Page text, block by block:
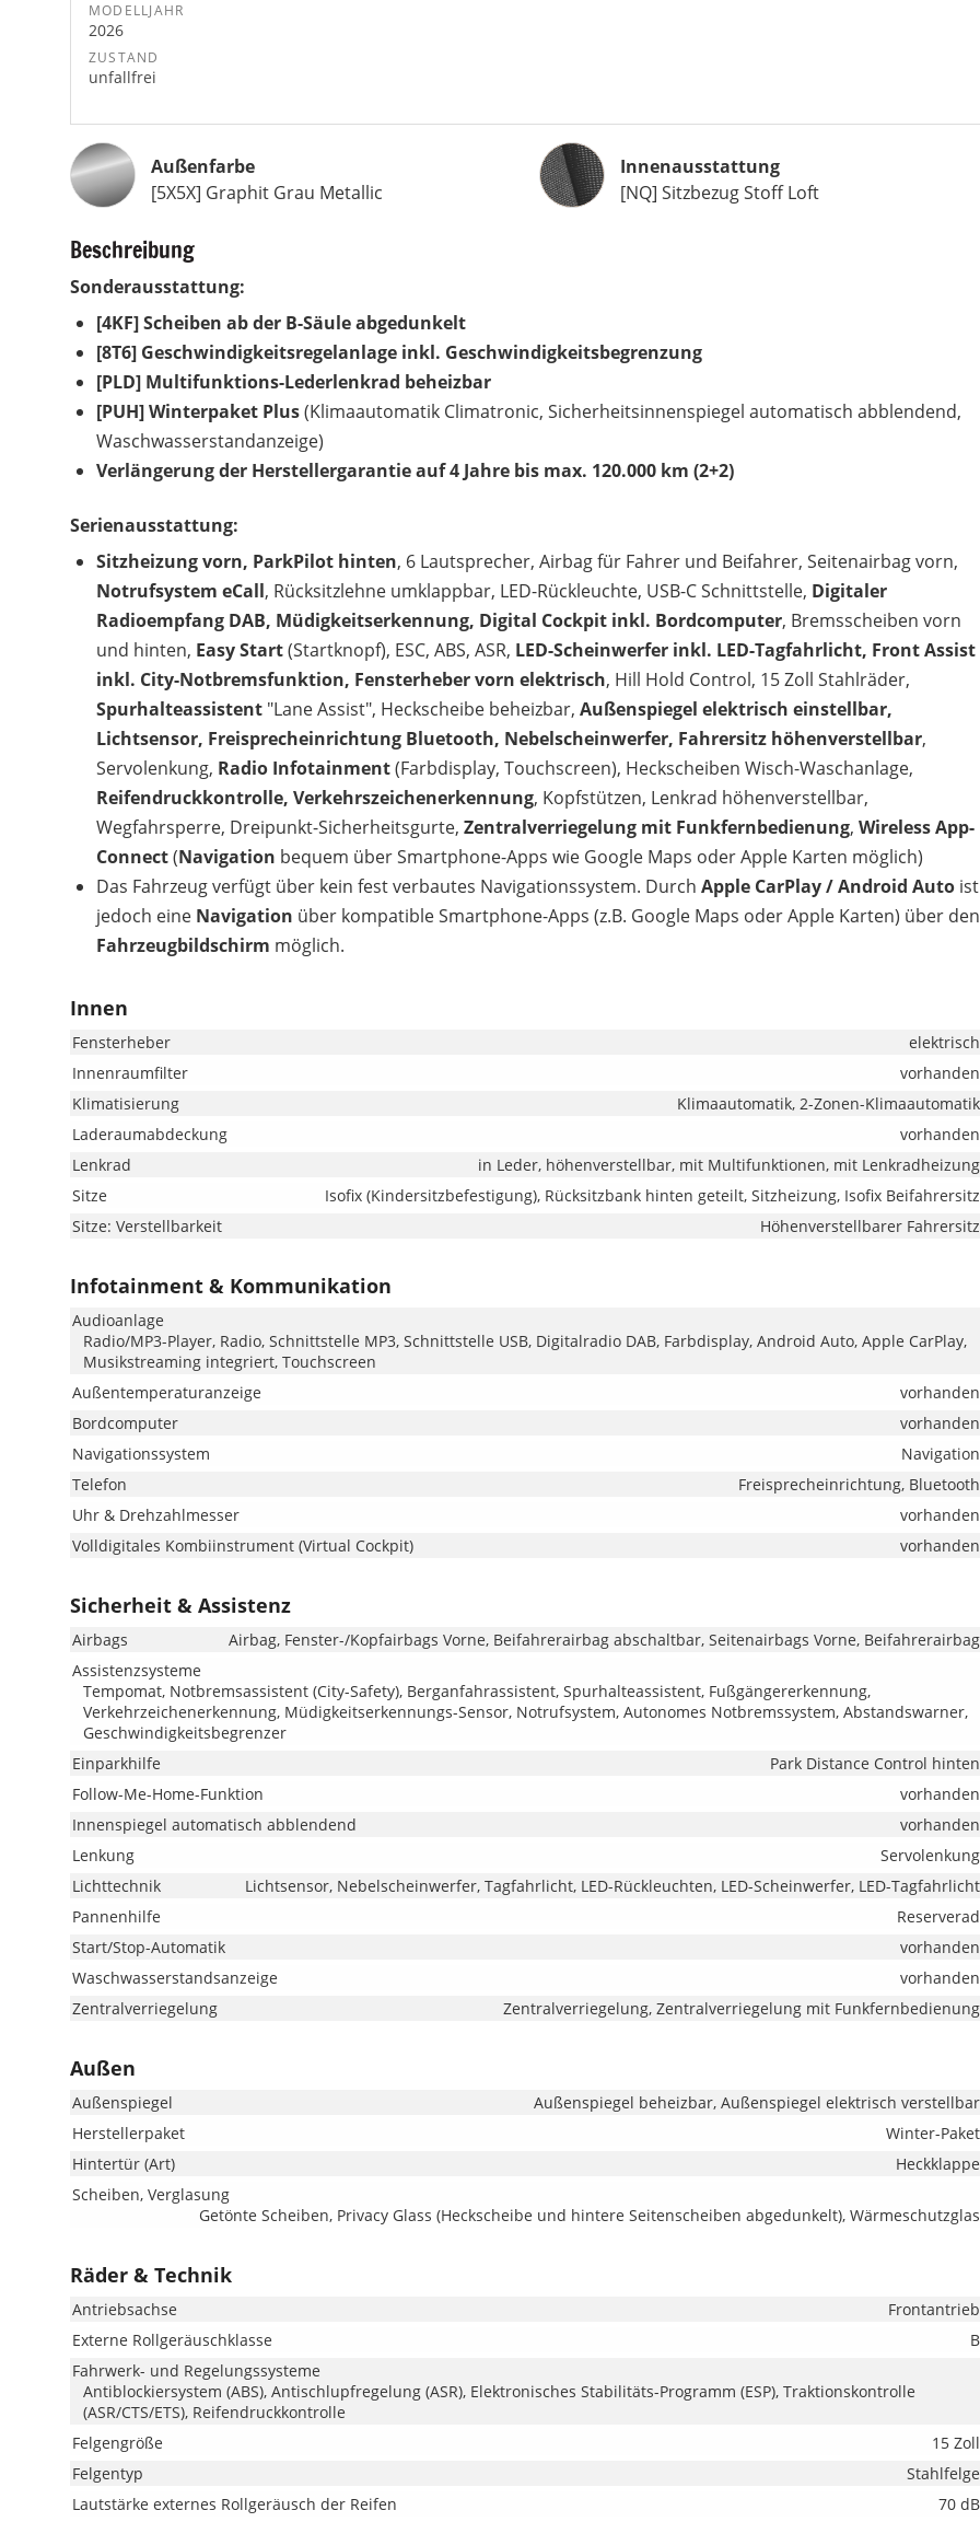
MODELLJAHR
2026
ZUSTAND
unfallfrei
Außenfarbe
[5X5X] Graphit Grau Metallic
InnenausstattungInnenausstattung
[NQ] Sitzbezug Stoff Loft
Beschreibung
Sonderausstattung:
[4KF] Scheiben ab der B-Säule abgedunkelt
[8T6] Geschwindigkeitsregelanlage inkl. Geschwindigkeitsbegrenzung
[PLD] Multifunktions-Lederlenkrad beheizbar
[PUH] Winterpaket Plus(Klimaautomatik Climatronic, Sicherheitsinnenspiegel automatisch abblendend,
Waschwasserstandanzeige)
Verlängerung der Herstellergarantie auf 4 Jahre bis max. 120.000 km (2+2)
Serienausstattung:
Sitzheizung vorn, ParkPilot hinten, 6 Lautsprecher, Airbag für Fahrer und Beifahrer, Seitenairbag vorn,
Notrufsystem eCall, Rücksitzlehne umklappbar, LED-Rückleuchte, USB-C Schnittstelle, Digitaler
Radioempfang DAB, Müdigkeitserkennung, Digital Cockpit inkl. Bordcomputer, Bremsscheiben vorn
und hinten, Easy Start(Startknopf), ESC, ABS, ASR, LED-Scheinwerfer inkl. LED-Tagfahrlicht, Front Assist
inkl. City-Notbremsfunktion, Fensterheber vorn elektrisch, Hill Hold Control, 15 Zoll Stahlräder,
Spurhalteassistent "Lane Assist", Heckscheibe beheizbar, Außenspiegel elektrisch einstellbar,
Lichtsensor, Freisprecheinrichtung Bluetooth, Nebelscheinwerfer, Fahrersitz höhenverstellbar,
Servolenkung, Radio Infotainment(Farbdisplay, Touchscreen), Heckscheiben Wisch-Waschanlage,
Reifendruckkontrolle, Verkehrszeichenerkennung, Kopfstützen, Lenkrad höhenverstellbar,
Wegfahrsperre, Dreipunkt-Sicherheitsgurte, Zentralverriegelung mit Funkfernbedienung, Wireless App-
Connect(Navigation bequem über Smartphone-Apps wie Google Maps oder Apple Karten möglich)
Das Fahrzeug verfügt über kein fest verbautes Navigationssystem. Durch Apple CarPlay / Android Auto ist
jedoch eine Navigation über kompatible Smartphone-Apps (z.B. Google Maps oder Apple Karten) über den
Fahrzeugbildschirm möglich.
Innen
Fensterheber
elektrisch
Innenraumfilter
vorhanden
Klimatisierung
Klimaautomatik, 2-Zonen-Klimaautomatik
Laderaumabdeckung
vorhanden
Lenkrad
in Leder, höhenverstellbar, mit Multifunktionen, mit Lenkradheizung
Sitze
Isofix (Kindersitzbefestigung), Rücksitzbank hinten geteilt, Sitzheizung, Isofix Beifahrersitz
Sitze: Verstellbarkeit
Höhenverstellbarer Fahrersitz
Infotainment & Kommunikation
Audioanlage
Radio/MP3-Player, Radio, Schnittstelle MP3, Schnittstelle USB, Digitalradio DAB, Farbdisplay, Android Auto, Apple CarPlay,
Musikstreaming integriert, Touchscreen
Außentemperaturanzeige
vorhanden
Bordcomputer
vorhanden
Navigationssystem
Navigation
Telefon
Freisprecheinrichtung, Bluetooth
Uhr & Drehzahlmesser
vorhanden
Volldigitales Kombiinstrument (Virtual Cockpit)
vorhanden
Sicherheit & Assistenz
Airbags
Airbag, Fenster-/Kopfairbags Vorne, Beifahrerairbag abschaltbar, Seitenairbags Vorne, Beifahrerairbag
Assistenzsysteme
Tempomat, Notbremsassistent (City-Safety), Berganfahrassistent, Spurhalteassistent, Fußgängererkennung,
Verkehrzeichenerkennung, Müdigkeitserkennungs-Sensor, Notrufsystem, Autonomes Notbremssystem, Abstandswarner,
Geschwindigkeitsbegrenzer
Einparkhilfe
Park Distance Control hinten
Follow-Me-Home-Funktion
vorhanden
Innenspiegel automatisch abblendend
vorhanden
Lenkung
Servolenkung
Lichttechnik
Lichtsensor, Nebelscheinwerfer, Tagfahrlicht, LED-Rückleuchten, LED-Scheinwerfer, LED-Tagfahrlicht
Pannenhilfe
Reserverad
Start/Stop-Automatik
vorhanden
Waschwasserstandsanzeige
vorhanden
Zentralverriegelung
Zentralverriegelung, Zentralverriegelung mit Funkfernbedienung
Außen
Außenspiegel
Außenspiegel beheizbar, Außenspiegel elektrisch verstellbar
Herstellerpaket
Winter-Paket
Hintertür (Art)
Heckklappe
Scheiben, Verglasung
Getönte Scheiben, Privacy Glass (Heckscheibe und hintere Seitenscheiben abgedunkelt), Wärmeschutzglas
Räder & Technik
Antriebsachse
Frontantrieb
Externe Rollgeräuschklasse
B
Fahrwerk- und Regelungssysteme
Antiblockiersystem (ABS), Antischlupfregelung (ASR), Elektronisches Stabilitäts-Programm (ESP), Traktionskontrolle
(ASR/CTS/ETS), Reifendruckkontrolle
Felgengröße
15 Zoll
Felgentyp
Stahlfelge
Lautstärke externes Rollgeräusch der Reifen
70 dB